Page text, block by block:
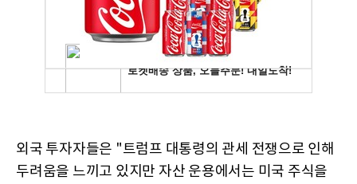
외국 투자자들은 "트럼프 대통령의 관세 전쟁으로 인해
두려움을 느끼고 있지만 자산 운용에서는 미국 주식을